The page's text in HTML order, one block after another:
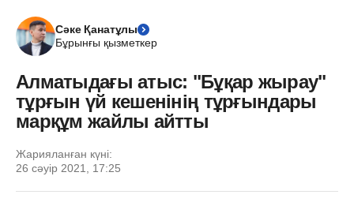
Сәке Қанатұлы
Бұрынғы қызметкер
Алматыдағы атыс: "Бұқар жырау"
тұрғын үй кешенінің тұрғындары
марқұм жайлы айтты
Жарияланған күні:
26 сәуір 2021, 17:25